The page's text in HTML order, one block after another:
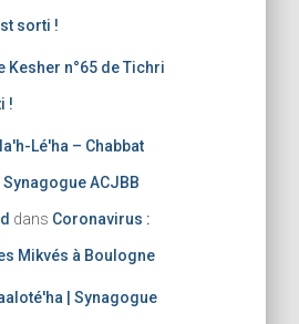
sorti !
Kesher n°65 de Tichri
!
Lé'ha – Chabbat
ACJBB
dans Coronavirus :
Mikvés à Boulogne
| Synagogue